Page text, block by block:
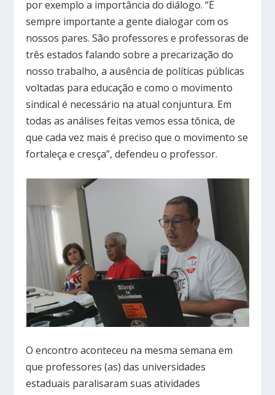
por exemplo a importância do diálogo. “É
sempre importante a gente dialogar com os
nossos pares. São professores e professoras de
três estados falando sobre a precarização do
nosso trabalho, a ausência de políticas públicas
voltadas para educação e como o movimento
sindical é necessário na atual conjuntura. Em
todas as análises feitas vemos essa tônica, de
que cada vez mais é preciso que o movimento se
fortaleça e cresça”, defendeu o professor.
O encontro aconteceu na mesma semana em
que professores (as) das universidades
estaduais paralisaram suas atividades